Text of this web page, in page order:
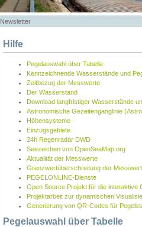
Newsletter
Hilfe
Pegelauswahl über Tabelle
Kennzeichnende Wasserstände und
Zeitbezug der Messwerte
Der Wasserstand
Download langfristiger Wasserstände
Astronomische Gezeitenganglinie
Höhensysteme
Einzugsgebiete
24h Regenradar DWD
Seezeichen von OpenSeaMap.org
Aktualität der Messwerte
Grenzwertüberschreitung der
PEGELONLINE-Dienste
Open Source Projekt für die interaktive
Projektarbeit zur dynamischen
Generierung von QR-Codes für
Pegelauswahl über Tabelle